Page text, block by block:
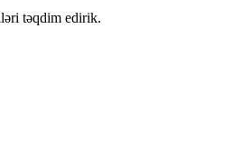
təqdim edirik.